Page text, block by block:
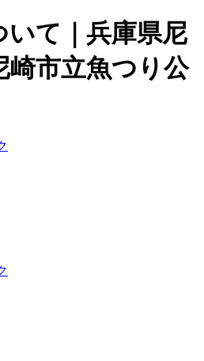
いて｜兵庫県尼
崎市立魚つり公